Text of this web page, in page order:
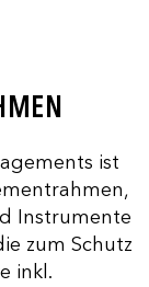
ist
Instrumente
zum Schutz
inkl.